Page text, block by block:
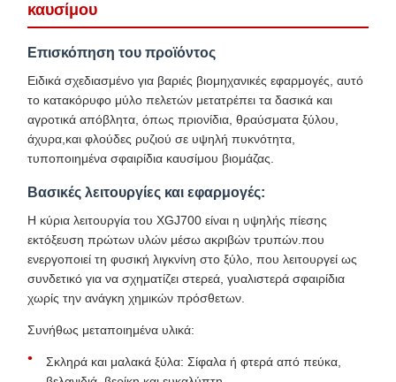
καυσίμου
Επισκόπηση του προϊόντος
Ειδικά σχεδιασμένο για βαριές βιομηχανικές εφαρμογές, αυτό
το κατακόρυφο μύλο πελετών μετατρέπει τα δασικά και
αγροτικά απόβλητα, όπως πριονίδια, θραύσματα ξύλου,
άχυρα,και φλούδες ρυζιού σε υψηλή πυκνότητα,
τυποποιημένα σφαιρίδια καυσίμου βιομάζας.
Βασικές λειτουργίες και εφαρμογές:
Η κύρια λειτουργία του XGJ700 είναι η υψηλής πίεσης
εκτόξευση πρώτων υλών μέσω ακριβών τρυπών.που
ενεργοποιεί τη φυσική λιγκνίνη στο ξύλο, που λειτουργεί ως
συνδετικό για να σχηματίζει στερεά, γυαλιστερά σφαιρίδια
χωρίς την ανάγκη χημικών πρόσθετων.
Συνήθως μεταποιημένα υλικά:
Σκληρά και μαλακά ξύλα: Σίφαλα ή φτερά από πεύκα,